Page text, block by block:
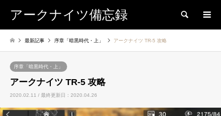
アークナイツ備忘録 検索
最新記事 序章「暗黒時代・上」 アークナイツ TR-5 攻略
序章「暗黒時代・上」
アークナイツ TR-5 攻略
2020.02.11 / 最終更新日：2020.04.26